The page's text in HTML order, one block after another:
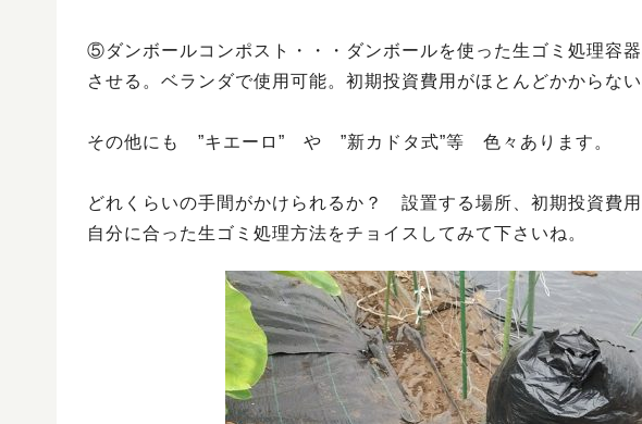
⑤ダンボールコンポスト・・・ダンボールを使った生ゴミ処理容
させる。ベランダで使用可能。初期投資費用がほとんどかからな
その他にも ”キエーロ” や ”新カドタ式”等 色々あります。
どれくらいの手間がかけられるか？ 設置する場所、初期投資費
自分に合った生ゴミ処理方法をチョイスしてみて下さいね。